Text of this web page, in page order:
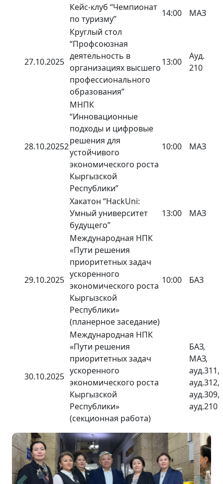
Кейс-клуб “Чемпионат
по туризму”
14:00 МАЗ
27.10.2025
Круглый стол
“Профсоюзная
деятельность в
организациях высшего
профессионального
образования”
13:00
Ауд.
210
28.10.20252
МНПК
“Инновационные
подходы и цифровые
решения для
устойчивого
экономического роста
Кыргызской
Республики”
10:00 МАЗ
Хакатон “HackUni:
Умный университет
будущего”
13:00 МАЗ
29.10.2025
Международная НПК
«Пути решения
приоритетных задач
ускоренного
экономического роста
Кыргызской
Республики»
(планерное заседание)
10:00 БАЗ
30.10.2025
Международная НПК
«Пути решения
приоритетных задач
ускоренного
экономического роста
Кыргызской
Республики»
(секционная работа)
БАЗ,
МАЗ,
ауд.311,
ауд.312,
ауд.309,
ауд.210